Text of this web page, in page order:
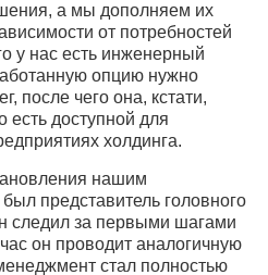
а мы дополняем их
от потребностей
у нас есть инженерный
опцию нужно
после чего она, кстати,
есть доступной для
холдинга.
нашим
представитель головного
следил за первыми шагами
он проводит аналогичную
стал полностью